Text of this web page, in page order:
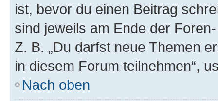
ist, bevor du einen Beitrag
sind jeweils am Ende der
Z. B. „Du darfst neue Themen
in diesem Forum teilnehmen“,
Nach oben